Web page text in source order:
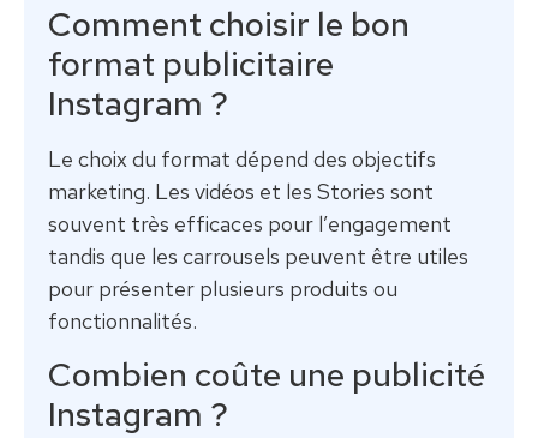
Comment choisir le bon
format publicitaire
Instagram ?
Le choix du format dépend des objectifs
marketing. Les vidéos et les Stories sont
souvent très efficaces pour l’engagement
tandis que les carrousels peuvent être utiles
pour présenter plusieurs produits ou
fonctionnalités.
Combien coûte une publicité
Instagram ?